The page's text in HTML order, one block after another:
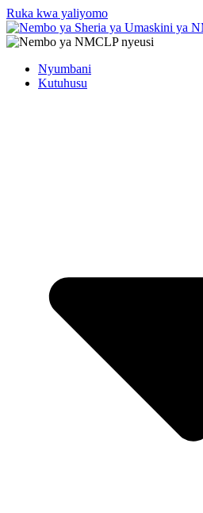
Ruka kwa yaliyomo
Nyumbani
Kutuhusu